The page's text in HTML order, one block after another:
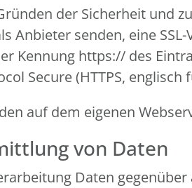
der Sicherheit und
Anbieter senden, eine
Kennung https:// des
Secure (HTTPS,
auf dem eigenen
von Daten
Daten